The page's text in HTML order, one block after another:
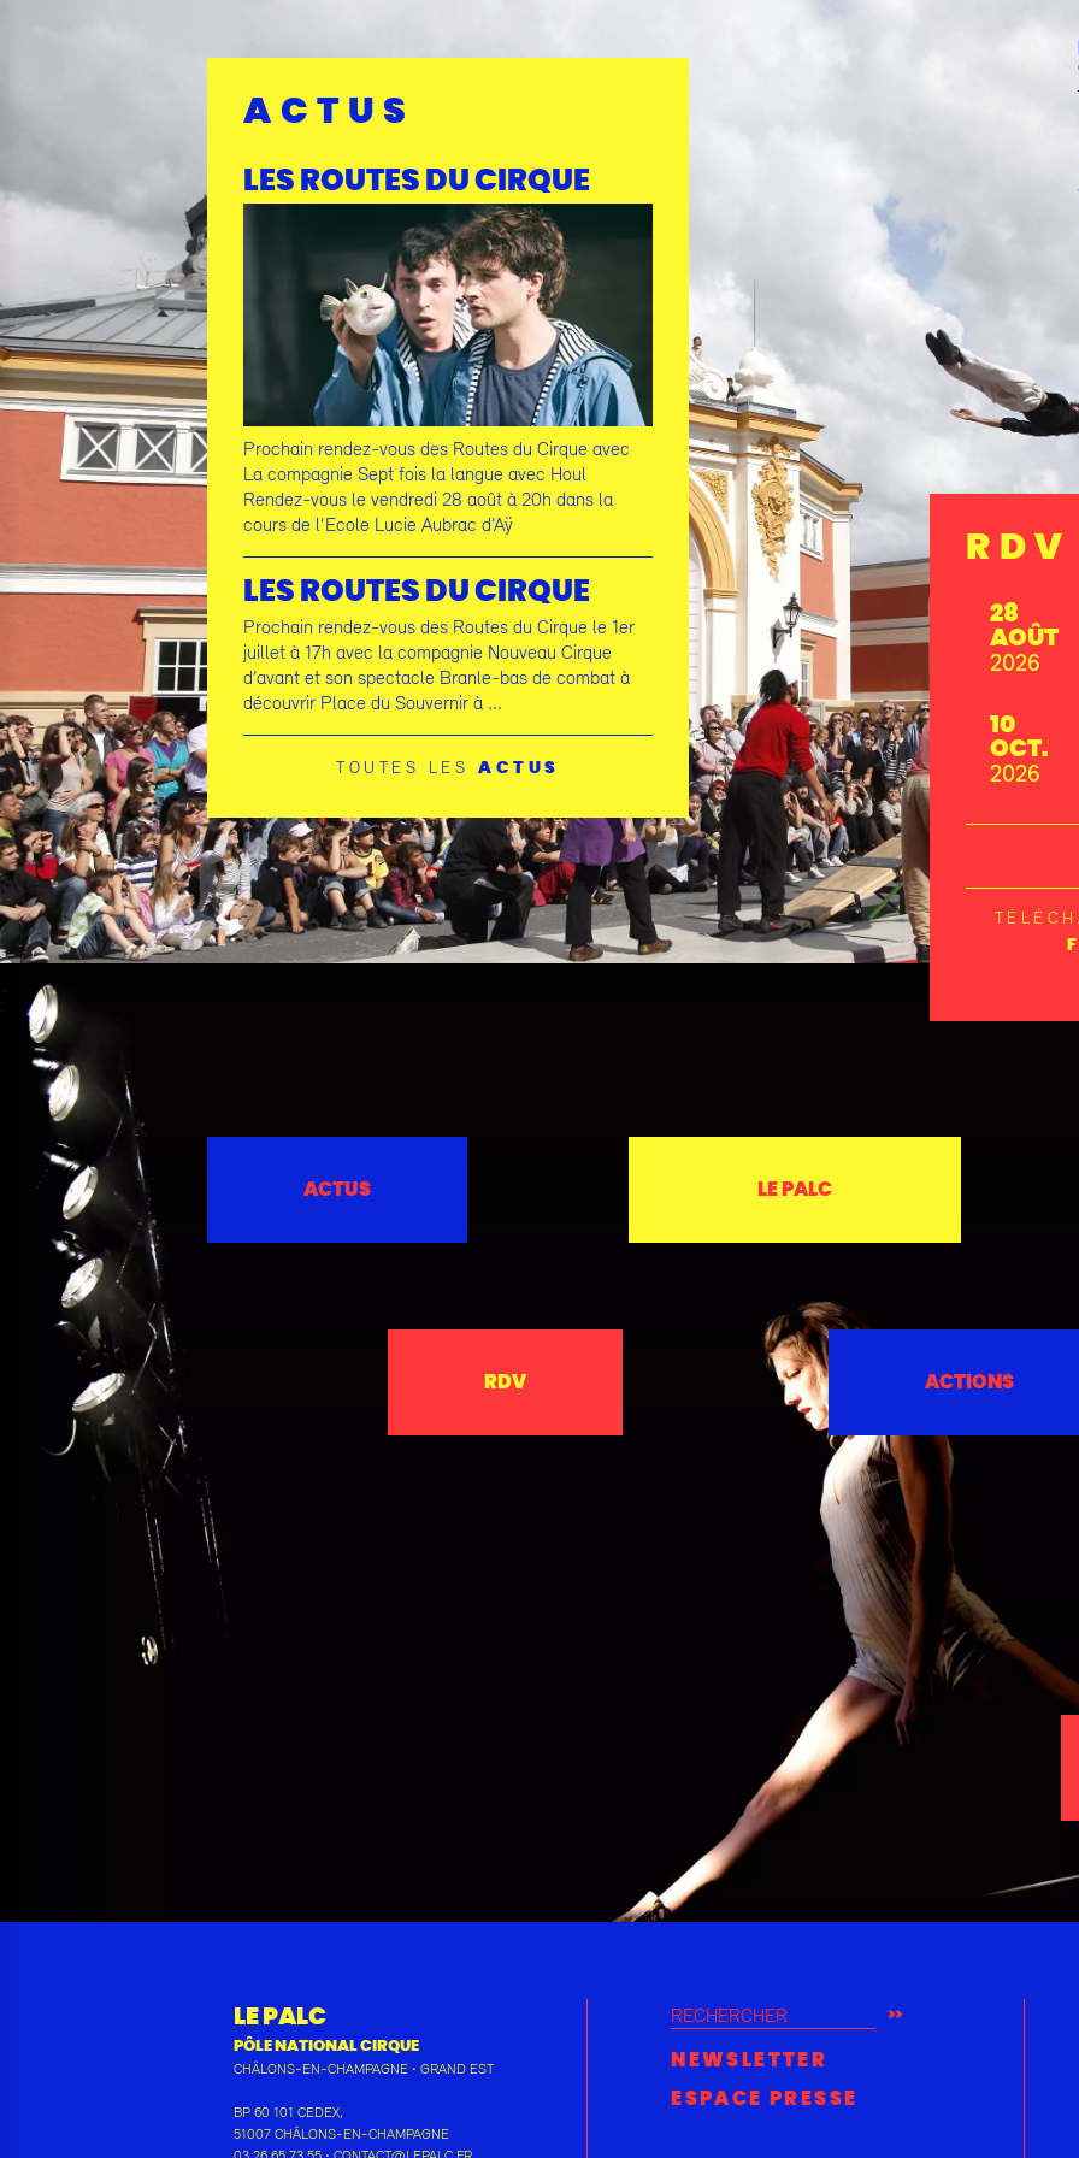
ACTUS
LES ROUTES DU CIRQUE
Prochain rendez-vous des Routes du Cirque avec
La compagnie Sept fois la langue avec Houl
Rendez-vous le vendredi 28 août à 20h dans la
cours de l’Ecole Lucie Aubrac d’Aÿ
LES ROUTES DU CIRQUE
Prochain rendez-vous des Routes du Cirque le 1er
juillet à 17h avec la compagnie Nouveau Cirque
d’avant et son spectacle Branle-bas de combat à
découvrir Place du Souvernir à ...
TOUTES LES ACTUS
RDV
28
AOÛT
2026
10
OCT.
2026
ACTUS
RDV
LE PALC
ACTIONS
LE PALC
PÔLE NATIONAL CIRQUE
CHÂLONS-EN-CHAMPAGNE • GRAND EST
BP 60 101 CEDEX,
51007 CHÂLONS-EN-CHAMPAGNE
RECHERCHER
NEWSLETTER
ESPACE PRESSE